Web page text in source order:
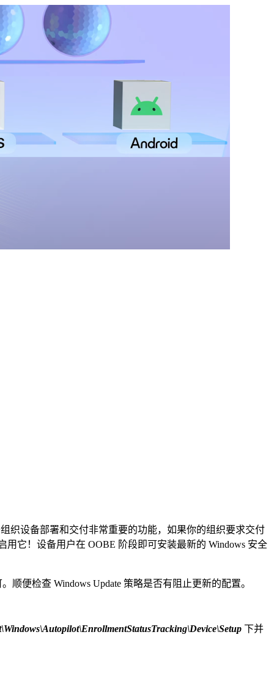
织设备部署和交付非常重要的功能，如果你的组织要求交付
它！设备用户在 OOBE 阶段即可安装最新的 Windows 安全
便检查 Windows Update 策略是否有阻止更新的配置。
下并